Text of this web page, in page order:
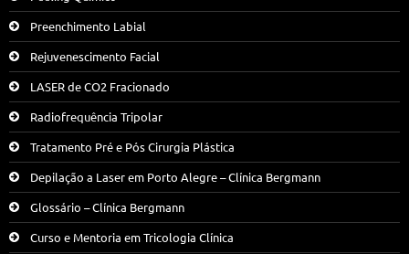
Preenchimento Labial
Rejuvenescimento Facial
LASER de CO2 Fracionado
Radiofrequência Tripolar
Tratamento Pré e Pós Cirurgia Plástica
Depilação a Laser em Porto Alegre – Clínica Bergmann
Glossário – Clínica Bergmann
Curso e Mentoria em Tricologia Clínica